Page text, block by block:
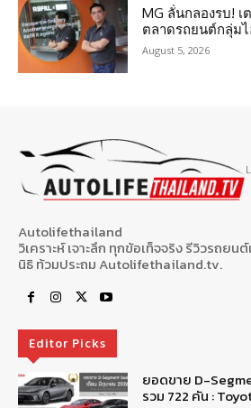
MG ลั่นกลองรบ!
ตลาดรถยนต์กลุ่ม
August 5, 2026
Autolifethailand
วิเคราะห์ เจาะลึก ทุกข้อเท็จจริง รีวิวรถย
นิธิ ท้วมประถม Autolifethailand.tv.
Editor Picks
ยอดขาย D-
รวม 722 คัน :